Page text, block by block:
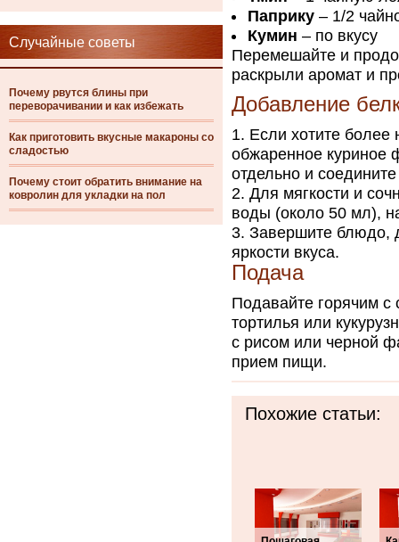
Случайные советы
Почему рвутся блины при
переворачивании и как избежать
Как приготовить вкусные макароны со
сладостью
Почему стоит обратить внимание на
ковролин для укладки на пол
Паприку – 1/2
Кумин – по вкусу
Перемешайте и
раскрыли аромат и
Добавление
Если хотите
обжаренное куриное
отдельно и
Для мягкости и
воды (около 50 мл),
Завершите блюдо,
яркости вкуса.
Подача
Подавайте горячим
тортилья или
с рисом или черной
прием пищи.
Похожие статьи: